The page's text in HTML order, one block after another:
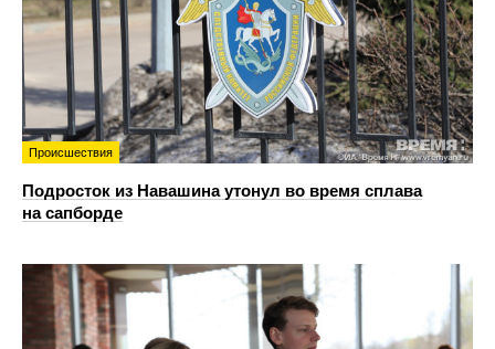
Происшествия
Подросток из Навашина утонул во время сплава
на сапборде